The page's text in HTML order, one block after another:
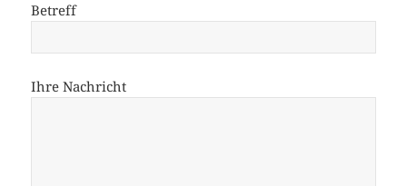
Betreff
Ihre Nachricht